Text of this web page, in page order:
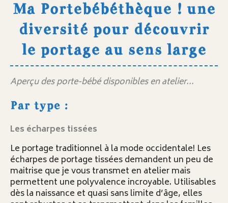
Ma Portebébéthèque ! une
diversité pour découvrir
le portage au sens large
Aperçu des porte-bébé disponibles en atelier...
Par type :
Les écharpes tissées
Le portage traditionnel à la mode occidentale! Les
écharpes de portage tissées demandent un peu de
maitrise que je vous transmet en atelier mais
permettent une polyvalence incroyable. Utilisables
dès la naissance et quasi sans limite d’âge, elles